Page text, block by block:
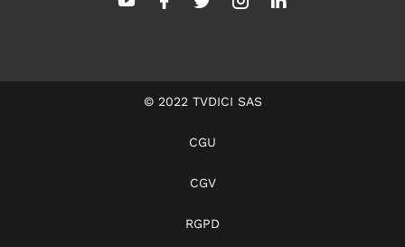
© 2022 TVDICI SAS
CGU
CGV
RGPD